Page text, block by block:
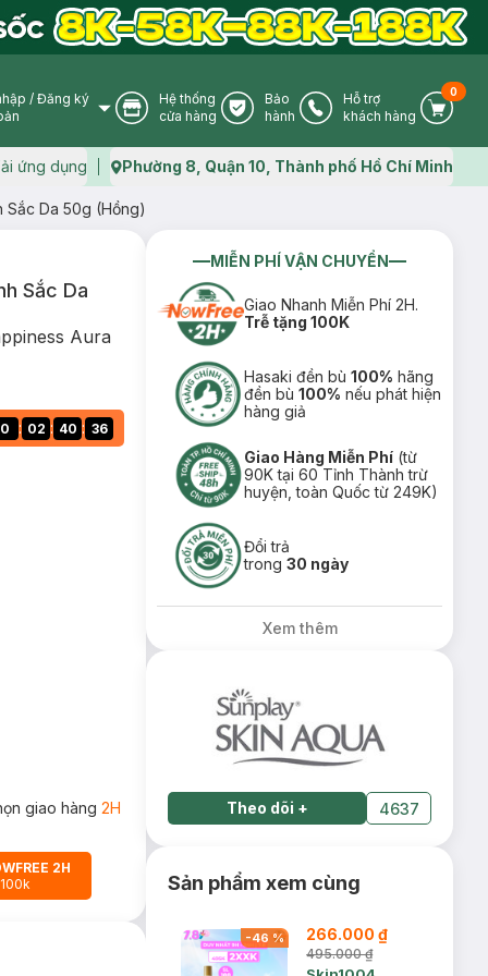
User Icon
/ Đăng ký
Store Icon
Hệ thống
cửa hàng
Warranty Icon
Bảo
hành
Phone Icon
Hỗ trợ
khách hàng
Cart
0
ứng dụng Map icon
Phường 8, Quận 10, Thành phố Hồ Chí Minh
Sắc Da 50g (Hồng)
Sắc Da
Aura
0 : 02 : 40 : 34
giao hàng 2H
2H
MIỄN PHÍ VẬN CHUYỂN
Giao Nhanh Miễn Phí 2H.
Trễ tặng 100K
Hasaki đền bù100% hãng
đền bù100% nếu phát hiện
hàng giả
Giao Hàng Miễn Phí (từ
90K tại 60 Tỉnh Thành trừ
huyện, toàn Quốc từ 249K)
Đổi trả
trong30 ngày
Xem thêm
Theo dõi + 4637
Sản phẩm xem cùng
-46 % 266.000 ₫
495.000 ₫